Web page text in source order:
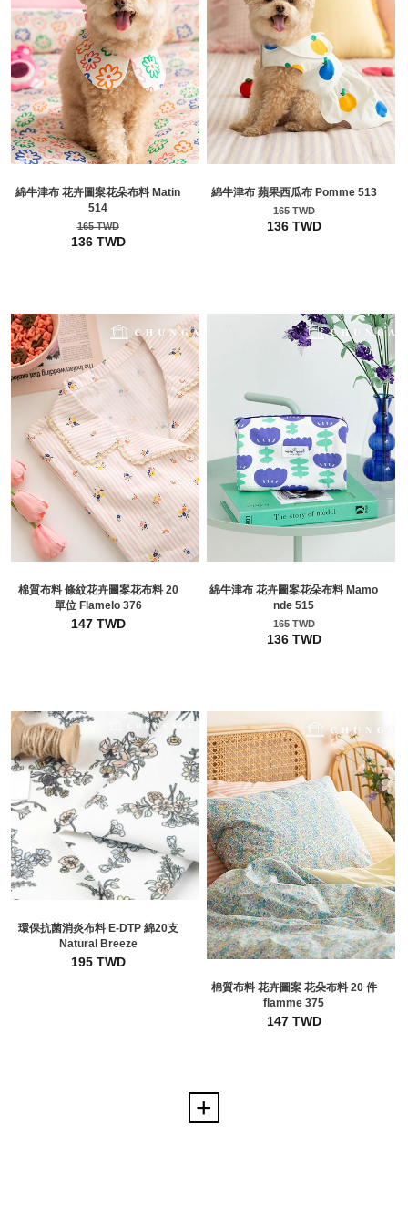
綿牛津布 花卉圖案花朵布料 Matin
514
165 TWD
136 TWD
綿牛津布 蘋果西瓜布 Pomme 513
165 TWD
136 TWD
棉質布料 條紋花卉圖案花布料 20
單位 Flamelo 376
147 TWD
綿牛津布 花卉圖案花朵布料 Mamo
nde 515
165 TWD
136 TWD
環保抗菌消炎布料 E-DTP 綿20支
Natural Breeze
195 TWD
棉質布料 花卉圖案 花朵布料 20 件
flamme 375
147 TWD